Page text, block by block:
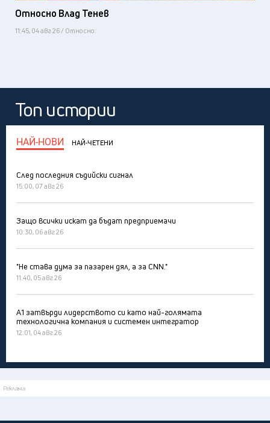
Относно Влад Тенев
11:45, 04 авг 26 / Относно:
Топ истории
НАЙ-НОВИ НАЙ-ЧЕТЕНИ
След последния съдийски сигнал
15:00, 07 авг 26
Защо всички искат да бъдат предприемачи
10:30, 06 авг 26
"Не става дума за пазарен дял, а за CNN."
11:40, 05 авг 26
А1 затвърди лидерството си като най-голямата
технологична компания и системен интегратор
12:01, 04 авг 26
Реклама